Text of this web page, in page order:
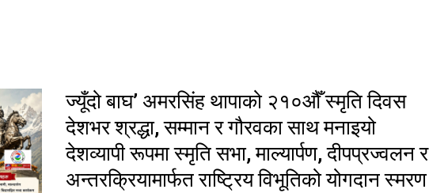
ज्यूँदो बाघ’ अमरसिंह थापाको २१०औँ स्मृति दिवस
देशभर श्रद्धा, सम्मान र गौरवका साथ मनाइयो
देशव्यापी रूपमा स्मृति सभा, माल्यार्पण, दीपप्रज्वलन र
अन्तरक्रियामार्फत राष्ट्रिय विभूतिको योगदान स्मरण